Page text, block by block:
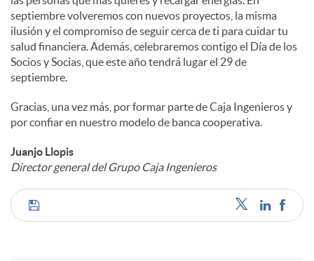
septiembre volveremos con nuevos proyectos, la misma
ilusión y el compromiso de seguir cerca de ti para cuidar tu
salud financiera. Además, celebraremos contigo el Día de los
Socios y Socias, que este año tendrá lugar el 29 de
septiembre.
Gracias, una vez más, por formar parte de Caja Ingenieros y
por confiar en nuestro modelo de banca cooperativa.
Juanjo Llopis
Director general del Grupo Caja Ingenieros
C